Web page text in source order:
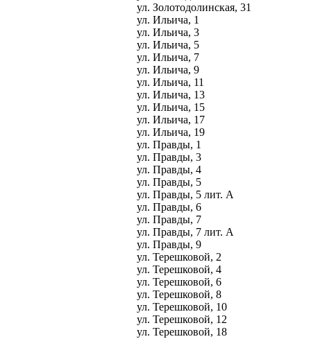
ул. Золотодолинская, 31
ул. Ильича, 1
ул. Ильича, 3
ул. Ильича, 5
ул. Ильича, 7
ул. Ильича, 9
ул. Ильича, 11
ул. Ильича, 13
ул. Ильича, 15
ул. Ильича, 17
ул. Ильича, 19
ул. Правды, 1
ул. Правды, 3
ул. Правды, 4
ул. Правды, 5
ул. Правды, 5 лит. А
ул. Правды, 6
ул. Правды, 7
ул. Правды, 7 лит. А
ул. Правды, 9
ул. Терешковой, 2
ул. Терешковой, 4
ул. Терешковой, 6
ул. Терешковой, 8
ул. Терешковой, 10
ул. Терешковой, 12
ул. Терешковой, 18